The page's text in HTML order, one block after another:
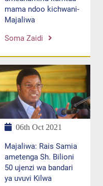
mama ndoo kichwani-
Majaliwa
Soma Zaidi
06th Oct 2021
Majaliwa: Rais Samia
ametenga Sh. Bilioni
50 ujenzi wa bandari
ya uvuvi Kilwa